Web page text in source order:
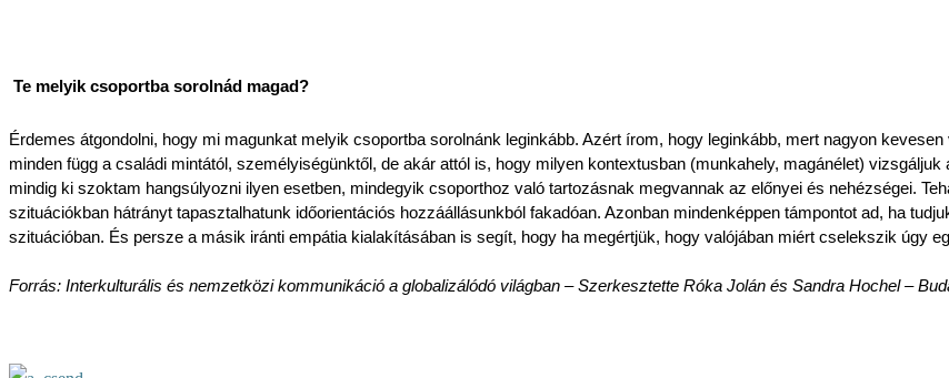
Te melyik csoportba sorolnád magad?
Érdemes átgondolni, hogy mi magunkat melyik csoportba sorolnánk leginkább. Azért írom, hogy leginkább, mert nagyon
minden függ a családi mintától, személyiségünktől, de akár attól is, hogy milyen kontextusban (munkahely, magánélet)
mindig ki szoktam hangsúlyozni ilyen esetben, mindegyik csoporthoz való tartozásnak megvannak az előnyei és nehézségei.
szituációkban hátrányt tapasztalhatunk időorientációs hozzáállásunkból fakadóan. Azonban mindenképpen támpontot ad, ha
szituációban. És persze a másik iránti empátia kialakításában is segít, hogy ha megértjük, hogy valójában miért cselekszik úgy
Forrás: Interkulturális és nemzetközi kommunikáció a globalizálódó világban – Szerkesztette Róka Jolán és Sandra Hochel –